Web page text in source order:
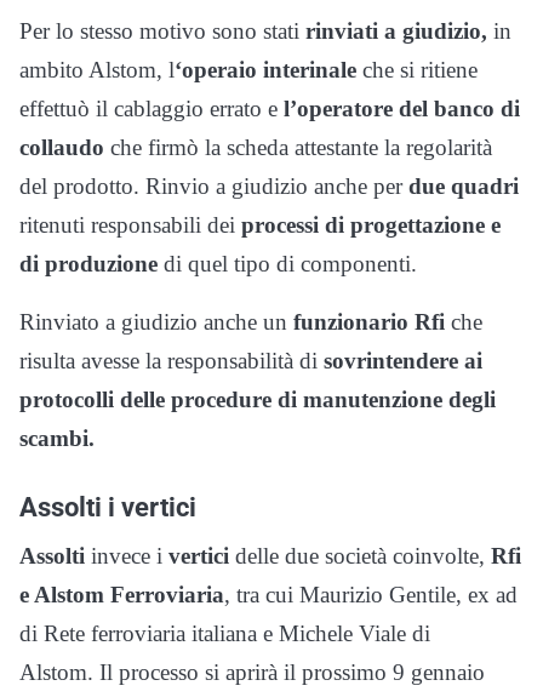
Per lo stesso motivo sono stati rinviati a giudizio, in
ambito Alstom, l‘operaio interinale che si ritiene
effettuò il cablaggio errato e l’operatore del banco di
collaudo che firmò la scheda attestante la regolarità
del prodotto. Rinvio a giudizio anche perdue quadri
ritenuti responsabili dei processi di progettazione e
di produzione di quel tipo di componenti.
Rinviato a giudizio anche un funzionario Rfi che
risulta avesse la responsabilità di sovrintendere ai
protocolli delle procedure di manutenzione degli
scambi.
Assolti i vertici
Assolti invece i vertici delle due società coinvolte, Rfi
e Alstom Ferroviaria, tra cui Maurizio Gentile, ex ad
di Rete ferroviaria italiana e Michele Viale di
Alstom. Il processo si aprirà il prossimo 9 gennaio